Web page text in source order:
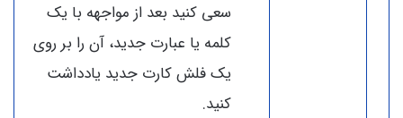
سعی کنید بعد از مواجهه با یک
کلمه یا عبارت جدید، آن را بر روی
یک فلش کارت جدید یادداشت
کنید.